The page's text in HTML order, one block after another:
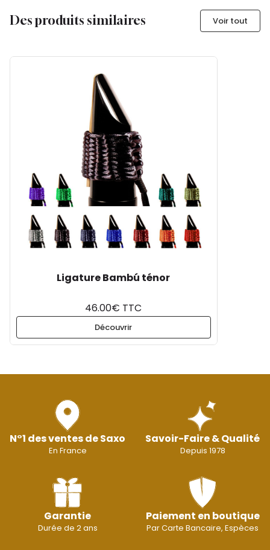
Des produits similaires Voir tout
Ligature Bambú ténor
46.00€ TTC
Découvrir
N°1 des ventes de Saxo
En France
Savoir-Faire & Qualité
Depuis 1978
Garantie
Durée de 2 ans
Paiement en boutique
Par Carte Bancaire, Espèces